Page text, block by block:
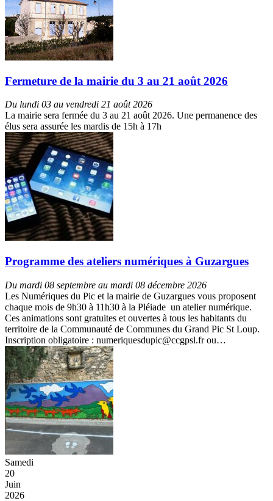
Fermeture de la mairie du 3 au 21 août 2026
Du lundi 03 au vendredi 21 août 2026
La mairie sera fermée du 3 au 21 août 2026. Une permanence des
élus sera assurée les mardis de 15h à 17h
Programme des ateliers numériques à Guzargues
Du mardi 08 septembre au mardi 08 décembre 2026
Les Numériques du Pic et la mairie de Guzargues vous proposent
chaque mois de 9h30 à 11h30 à la Pléiade un atelier numérique.
Ces animations sont gratuites et ouvertes à tous les habitants du
territoire de la Communauté de Communes du Grand Pic St Loup.
Inscription obligatoire : numeriquesdupic@ccgpsl.fr ou…
Samedi
20
Juin
2026